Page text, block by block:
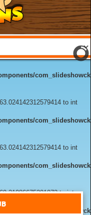
to int
to int
to int
to int